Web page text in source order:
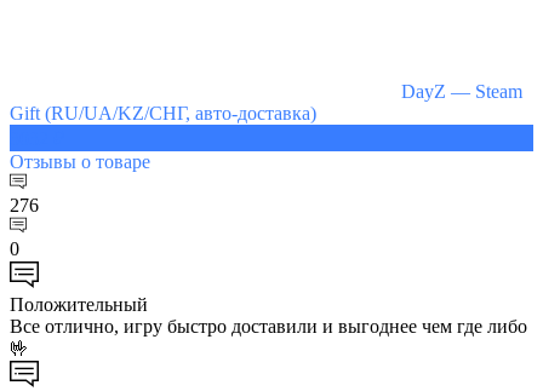
DayZ — Steam
Gift (RU/UA/KZ/СНГ, авто-доставка)
Отзывы о товаре
276
0
Положительный
Все отлично, игру быстро доставили и выгоднее чем где либо
🤟